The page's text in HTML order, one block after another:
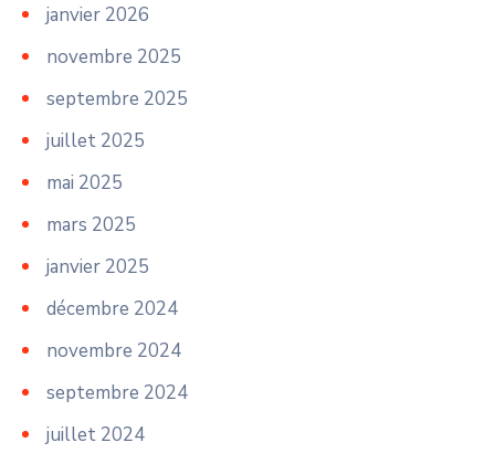
janvier 2026
novembre 2025
septembre 2025
juillet 2025
mai 2025
mars 2025
janvier 2025
décembre 2024
novembre 2024
septembre 2024
juillet 2024